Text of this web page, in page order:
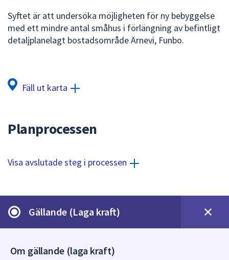
under
fältet.
Använd
piltangenterna
av
Syftet är att undersöka möjligheten för ny bebyggelse
med ett mindre antal småhus i förlängning av befintligt
detaljplanelagt bostadsområde Ärnevi, Funbo.
Fäll ut karta
Planprocessen
Visa avslutade steg i processen
Gällande (Laga kraft)
Om gällande (laga kraft)